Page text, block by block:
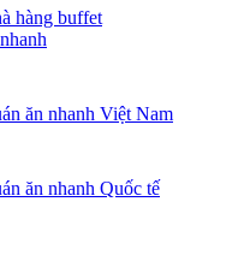
hàng buffet
ăn nhanh Việt Nam
ăn nhanh Quốc tế